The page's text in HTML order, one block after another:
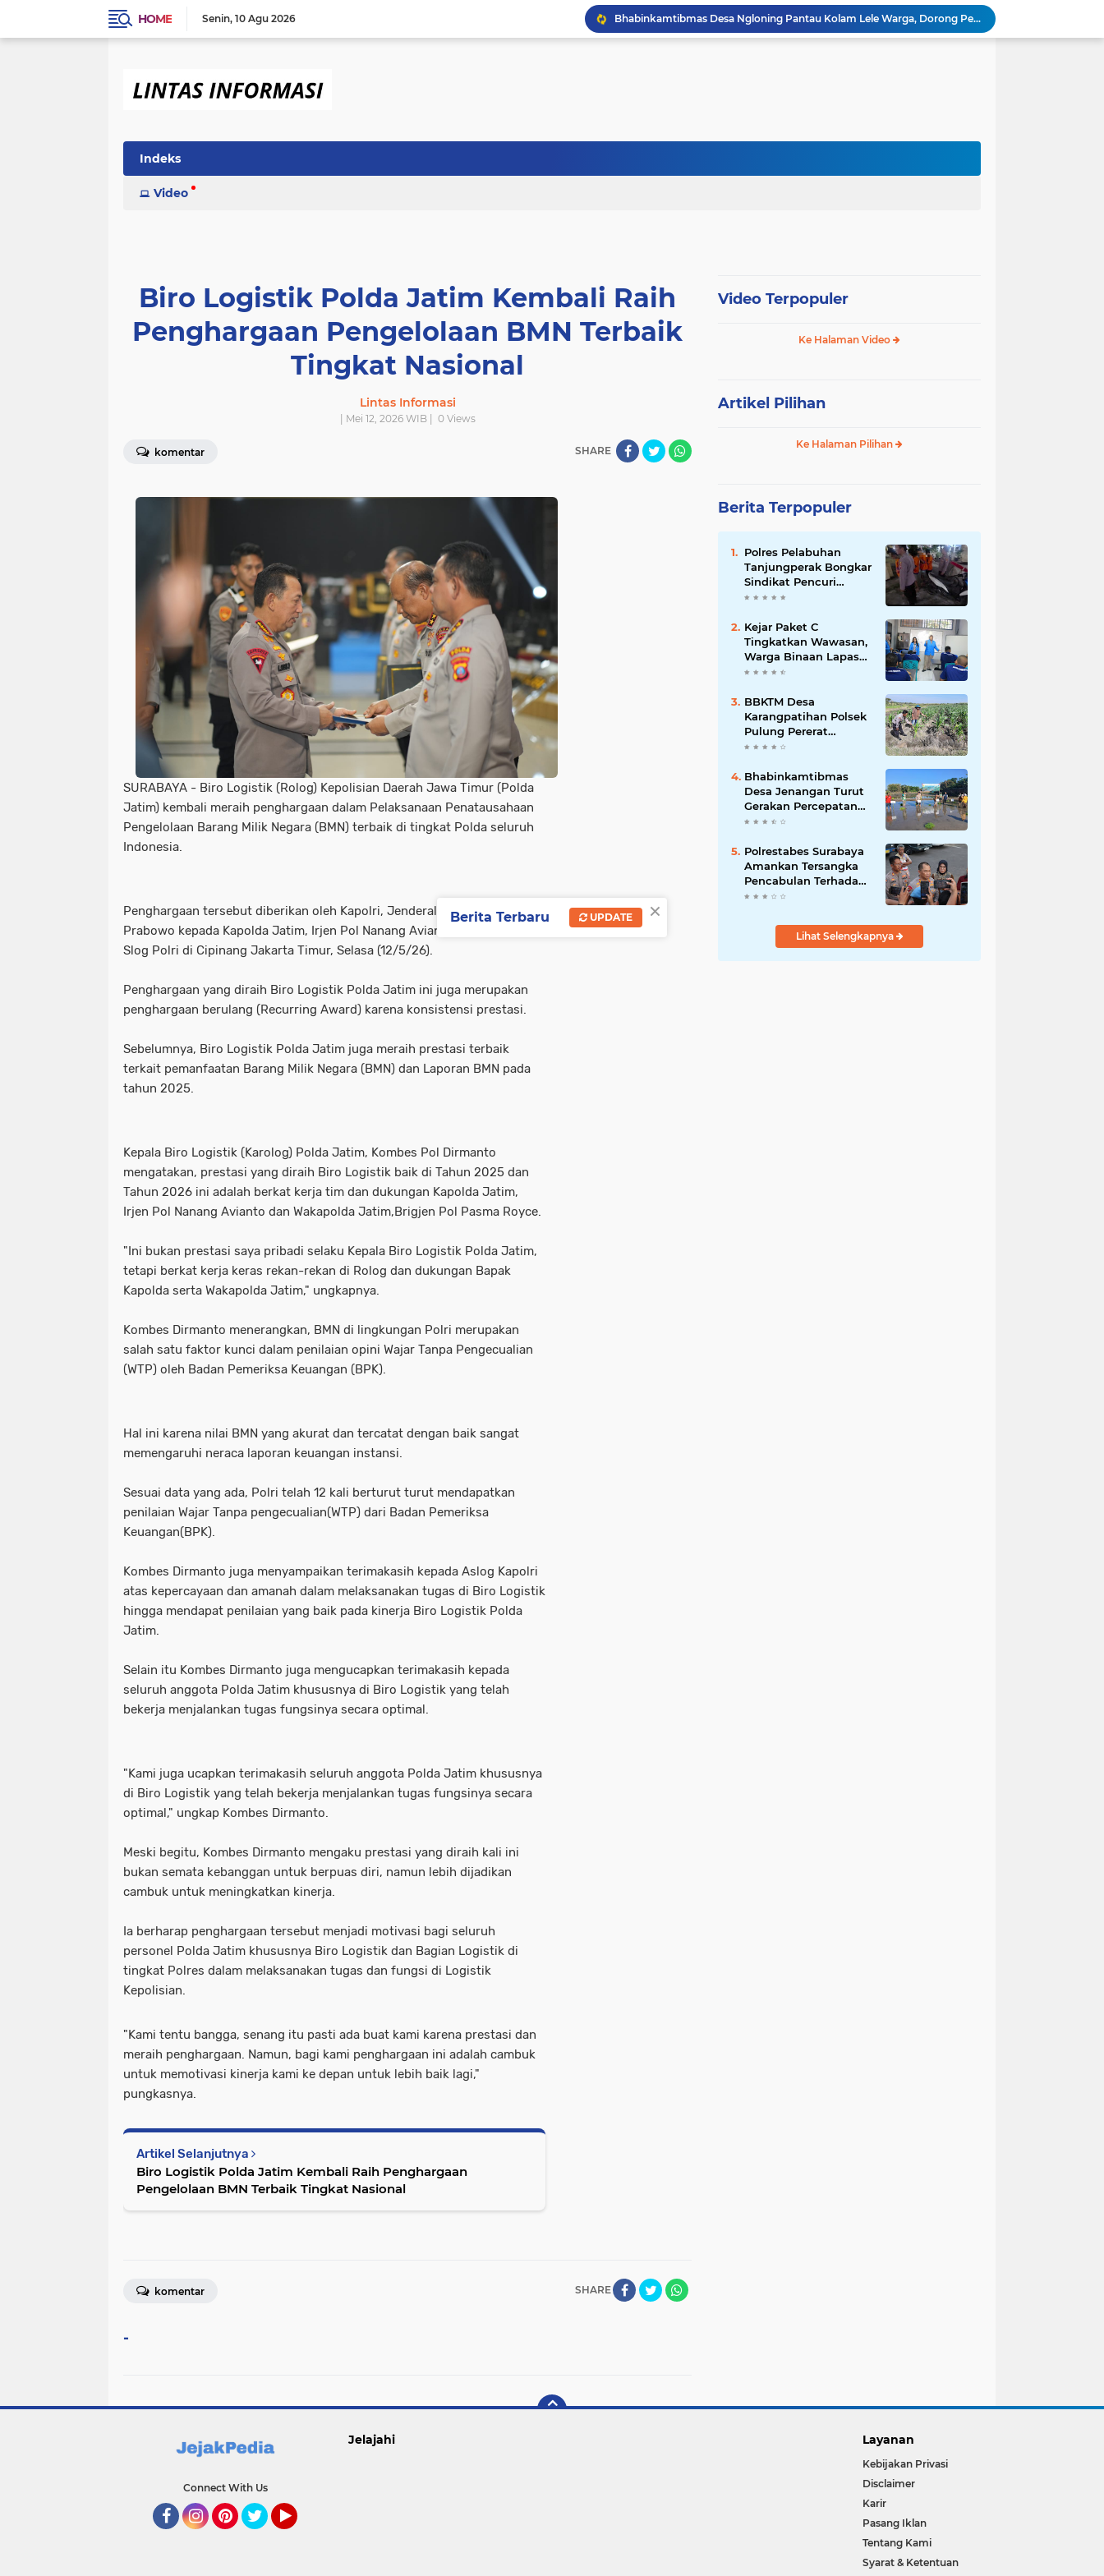
HOME Senin 10 Agu 2026
Bhabinkamtibmas Desa Ngloning Pantau Kolam Lele Warga, Dorong Pengembangan Pangan Produktif
Bhabinkamtibmas Desa Ngloning Sambangi Warga, Perkuat Kamtibmas dan Dorong Ketahanan Pangan
Bhabinkamtibmas Kedungbanteng Dorong Produktivitas Jagung, Perkuat Ketahanan Pangan
Indeks
Video
Biro Logistik Polda Jatim Kembali Raih
Penghargaan Pengelolaan BMN Terbaik
Tingkat Nasional
Lintas Informasi
| Mei 12, 2026 WIB | 0Views
komentar SHARE
SURABAYA - Biro Logistik (Rolog) Kepolisian Daerah Jawa Timur (Polda
Jatim) kembali meraih penghargaan dalam Pelaksanaan Penatausahaan
Pengelolaan Barang Milik Negara (BMN) terbaik di tingkat Polda seluruh
Indonesia.
Penghargaan tersebut diberikan oleh Kapolri, Jenderal Polisi Listyo Sigit
Prabowo kepada Kapolda Jatim, Irjen Pol Nanang Avianto saat Rakernis
Slog Polri di Cipinang Jakarta Timur, Selasa (12/5/26).
Penghargaan yang diraih Biro Logistik Polda Jatim ini juga merupakan
penghargaan berulang (Recurring Award) karena konsistensi prestasi.
Sebelumnya, Biro Logistik Polda Jatim juga meraih prestasi terbaik
terkait pemanfaatan Barang Milik Negara (BMN) dan Laporan BMN pada
tahun 2025.
Kepala Biro Logistik (Karolog) Polda Jatim, Kombes Pol Dirmanto
mengatakan, prestasi yang diraih Biro Logistik baik di Tahun 2025 dan
Tahun 2026 ini adalah berkat kerja tim dan dukungan Kapolda Jatim,
Irjen Pol Nanang Avianto dan Wakapolda Jatim,Brigjen Pol Pasma Royce.
"Ini bukan prestasi saya pribadi selaku Kepala Biro Logistik Polda Jatim,
tetapi berkat kerja keras rekan-rekan di Rolog dan dukungan Bapak
Kapolda serta Wakapolda Jatim," ungkapnya.
Kombes Dirmanto menerangkan, BMN di lingkungan Polri merupakan
salah satu faktor kunci dalam penilaian opini Wajar Tanpa Pengecualian
(WTP) oleh Badan Pemeriksa Keuangan (BPK).
Hal ini karena nilai BMN yang akurat dan tercatat dengan baik sangat
memengaruhi neraca laporan keuangan instansi.
Sesuai data yang ada, Polri telah 12 kali berturut turut mendapatkan
penilaian Wajar Tanpa pengecualian(WTP) dari Badan Pemeriksa
Keuangan(BPK).
Kombes Dirmanto juga menyampaikan terimakasih kepada Aslog Kapolri
atas kepercayaan dan amanah dalam melaksanakan tugas di Biro Logistik
hingga mendapat penilaian yang baik pada kinerja Biro Logistik Polda
Jatim.
Selain itu Kombes Dirmanto juga mengucapkan terimakasih kepada
seluruh anggota Polda Jatim khususnya di Biro Logistik yang telah
bekerja menjalankan tugas fungsinya secara optimal.
"Kami juga ucapkan terimakasih seluruh anggota Polda Jatim khususnya
di Biro Logistik yang telah bekerja menjalankan tugas fungsinya secara
optimal," ungkap Kombes Dirmanto.
Meski begitu, Kombes Dirmanto mengaku prestasi yang diraih kali ini
bukan semata kebanggan untuk berpuas diri, namun lebih dijadikan
cambuk untuk meningkatkan kinerja.
Ia berharap penghargaan tersebut menjadi motivasi bagi seluruh
personel Polda Jatim khususnya Biro Logistik dan Bagian Logistik di
tingkat Polres dalam melaksanakan tugas dan fungsi di Logistik
Kepolisian.
"Kami tentu bangga, senang itu pasti ada buat kami karena prestasi dan
meraih penghargaan. Namun, bagi kami penghargaan ini adalah cambuk
untuk memotivasi kinerja kami ke depan untuk lebih baik lagi,"
pungkasnya.
Artikel Selanjutnya
Biro Logistik Polda Jatim Kembali Raih Penghargaan
Pengelolaan BMN Terbaik Tingkat Nasional
SHARE
komentar
-
Video Terpopuler
Ke Halaman Video
Artikel Pilihan
Ke Halaman Pilihan
Berita Terpopuler
Polres Pelabuhan
Tanjungperak Bongkar
Sindikat Pencuri
Belasan Unit AC,
Diamankan
Kejar Paket C
Tingkatkan Wawasan,
Warga Binaan Lapas
Pemuda Madiun
Mahasiswa UNIPMA
BBKTM Desa
Karangpatihan Polsek
Pulung Pererat
Silaturahmi Bersama
Kamtibmas yang
Aman
Bhabinkamtibmas
Desa Jenangan Turut
Gerakan Percepatan
Tanam, Polri Siap
Pangan Kabupaten
Ponorogo
Polrestabes Surabaya
Amankan Tersangka
Pencabulan Terhadap
Tujuh Anak Dibawah
Lihat Selengkapnya
Connect With Us
Jelajahi Layanan
Kebijakan Privasi
Disclaimer
Karir
Pasang Iklan
Tentang Kami
Syarat & Ketentuan
×
Berita Terbaru UPDATE